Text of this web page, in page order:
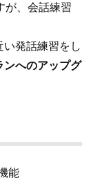
が、会話練習
発話練習をし
ンへのアップグ
能